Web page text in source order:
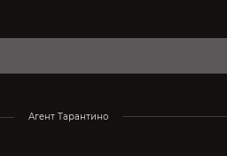
Агент Тарантино